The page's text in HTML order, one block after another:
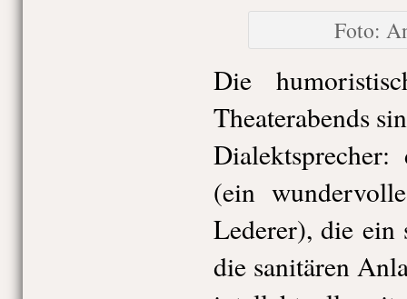
Foto:
Die
Theaterabends
(ein
Lederer), die ein
die sanitären